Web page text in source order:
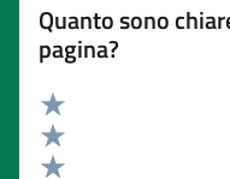
Quanto sono
pagina?
Valuta 5 stelle su 5
Valuta 4 stelle su 5